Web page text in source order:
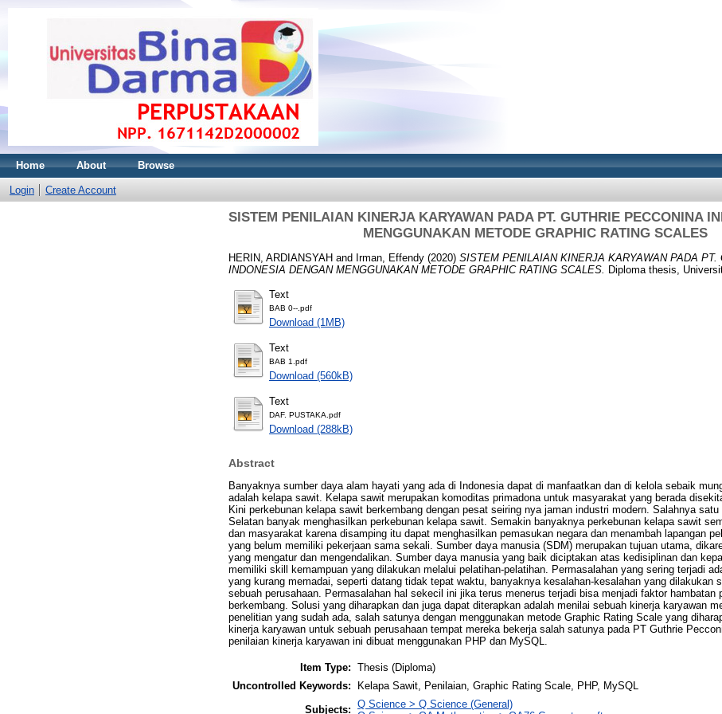
Home About Browse
Login Create Account
SISTEM PENILAIAN KINERJA KARYAWAN PADA PT. GUTHRIE PECCONINA
MENGGUNAKAN METODE GRAPHIC RATING SCALES
HERIN, ARDIANSYAH and Irman, Effendy (2020) SISTEM PENILAIAN KINERJA KARYAWAN PADA PT.
INDONESIA DENGAN MENGGUNAKAN METODE GRAPHIC RATING SCALES.
Diploma thesis,
Text
BAB 0--.pdf
Download (1MB)
Text
BAB 1.pdf
Download (560kB)
Text
DAF. PUSTAKA.pdf
Download (288kB)
Abstract
Banyaknya sumber daya alam hayati yang ada di Indonesia dapat di manfaatkan dan di kelola sebaik
adalah kelapa sawit. Kelapa sawit merupakan komoditas primadona untuk masyarakat yang berada
Kini perkebunan kelapa sawit berkembang dengan pesat seiring nya jaman industri modern. Salahnya
Selatan banyak menghasilkan perkebunan kelapa sawit. Semakin banyaknya perkebunan kelapa sawit
dan masyarakat karena disamping itu dapat menghasilkan pemasukan negara dan menambah lapangan
yang belum memiliki pekerjaan sama sekali. Sumber daya manusia (SDM) merupakan tujuan utama,
yang mengatur dan mengendalikan. Sumber daya manusia yang baik diciptakan atas kedisiplinan dan
memiliki skill kemampuan yang dilakukan melalui pelatihan-pelatihan. Permasalahan yang sering terjadi
yang kurang memadai, seperti datang tidak tepat waktu, banyaknya kesalahan-kesalahan yang dilakukan
sebuah perusahaan. Permasalahan hal sekecil ini jika terus menerus terjadi bisa menjadi faktor hambatan
berkembang. Solusi yang diharapkan dan juga dapat diterapkan adalah menilai sebuah kinerja karyawan
penelitian yang sudah ada, salah satunya dengan menggunakan metode Graphic Rating Scale yang
kinerja karyawan untuk sebuah perusahaan tempat mereka bekerja salah satunya pada PT Guthrie
penilaian kinerja karyawan ini dibuat menggunakan PHP dan MySQL.
Item Type: Thesis (Diploma)
Uncontrolled Keywords:
Kelapa Sawit, Penilaian, Graphic Rating Scale, PHP, MySQL
Subjects: Q Science > Q Science (General)